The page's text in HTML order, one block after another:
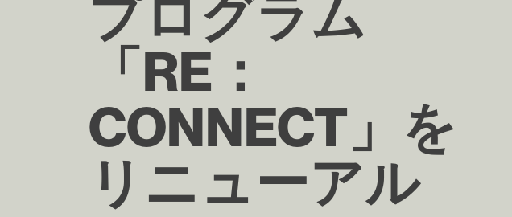
プログラム
「RE：
CONNECT」を
リニューアル